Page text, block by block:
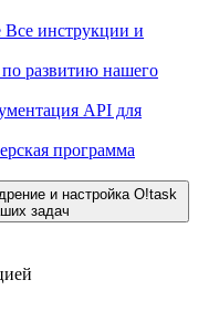
Все инструкции и
развитию нашего
API для
программа
и настройка O!task
задач